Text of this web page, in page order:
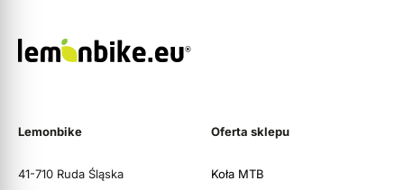
Lemonbike
41-710 Ruda Śląska
Oferta sklepu
Koła MTB